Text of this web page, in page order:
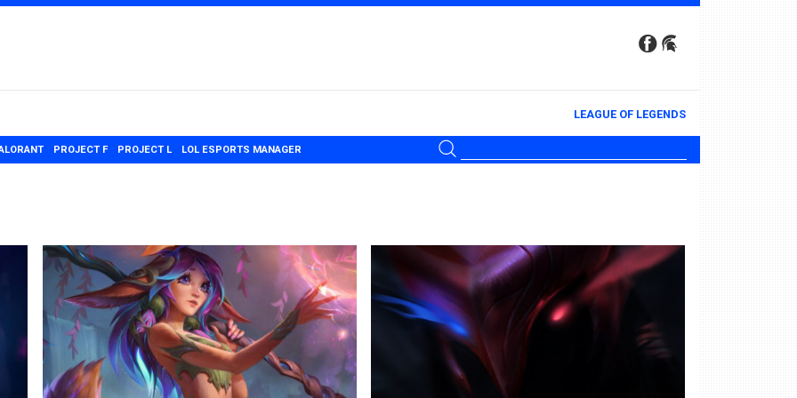
LEAGUE OF LEGENDS
PROJECT F PROJECT L LOL ESPORTS MANAGER